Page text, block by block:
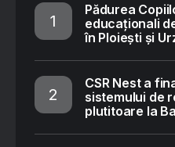
Pădurea
educaționali
în Ploiești și
CSR Nest a
sistemului de
plutitoare la